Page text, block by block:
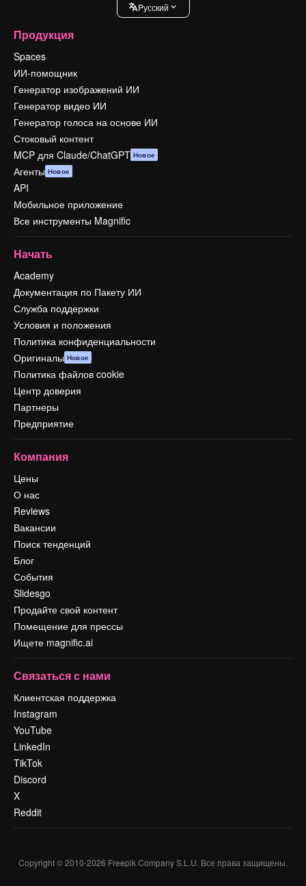
Pусский
Продукция
Spaces
ИИ-помощник
Генератор изображений ИИ
Генератор видео ИИ
Генератор голоса на основе ИИ
Стоковый контент
MCP для Claude/ChatGPT Новое
Агенты Новое
API
Мобильное приложение
Все инструменты Magnific
Начать
Academy
Документация по Пакету ИИ
Служба поддержки
Условия и положения
Политика конфиденциальности
Оригиналы Новое
Политика файлов cookie
Центр доверия
Партнеры
Предприятие
Компания
Цены
О нас
Reviews
Вакансии
Поиск тенденций
Блог
События
Slidesgo
Продайте свой контент
Помещение для прессы
Ищете magnific.ai
Связаться с нами
Клиентская поддержка
Instagram
YouTube
LinkedIn
TikTok
Discord
X
Reddit
Copyright © 2010-2026 Freepik Company S.L.U. Все права защищены.